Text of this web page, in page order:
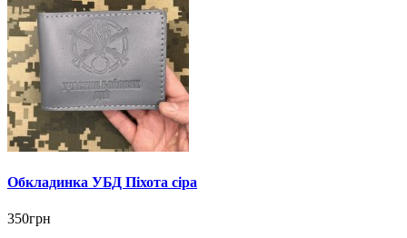
Обкладинка УБД Піхота сіра
350грн